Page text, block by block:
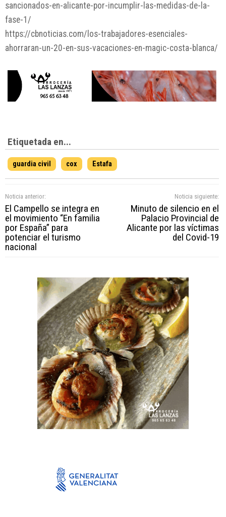
sancionados-en-alicante-por-incumplir-las-medidas-de-la-
fase-1/
https://cbnoticias.com/los-trabajadores-esenciales-
ahorraran-un-20-en-sus-vacaciones-en-magic-costa-blanca/
Etiquetada en...
guardia civil cox Estafa
Noticia anterior:
El Campello se integra en
el movimiento “En familia
por España” para
potenciar el turismo
nacional
Noticia siguiente:
Minuto de silencio en el
Palacio Provincial de
Alicante por las víctimas
del Covid-19